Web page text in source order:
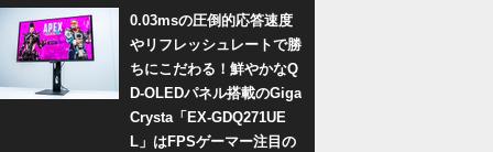
0.03msの圧倒的応答速度
やリフレッシュレートで勝
ちにこだわる！鮮やかなQ
D-OLEDパネル搭載のGiga
Crysta「EX-GDQ271UE
L」はFPSゲーマー注目の